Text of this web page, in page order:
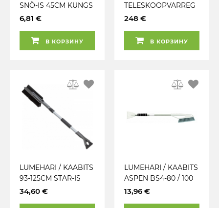
SNÖ-IS 45CM KUNGS
6,81 €
В КОРЗИНУ
TELESKOOPVARREG
A HAAGISE KATUSE
248 €
В КОРЗИНУ
LUMEHARI / KAABITS
93-125CM STAR-IS
KUNGS
34,60 €
LUMEHARI / KAABITS
ASPEN BS4-80 / 100
TELESKOOPVARREG
13,96 €